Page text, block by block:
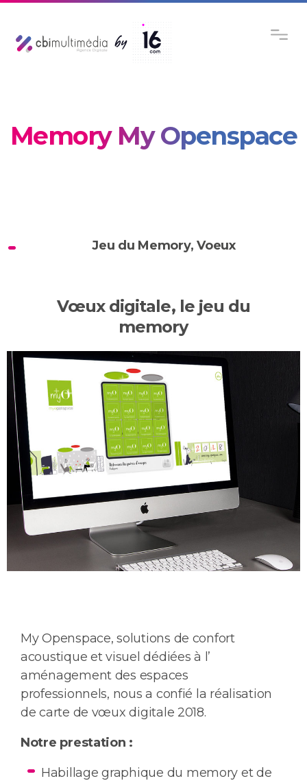
Memory My Openspace
Jeu du Memory,Voeux
Vœux digitale, le jeu du
memory
My Openspace, solutions de confort
acoustique et visuel dédiées à l’
aménagement des espaces
professionnels, nous a confié la réalisation
de carte de vœux digitale 2018.
Notre prestation :
Habillage graphique du memory et de